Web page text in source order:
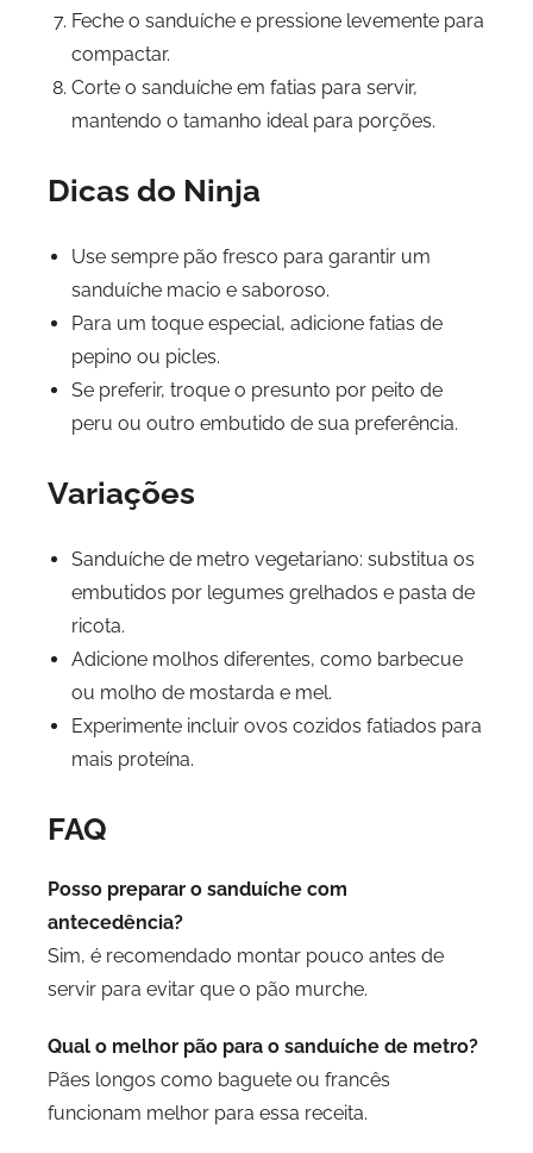
Feche o sanduíche e pressione levemente para
compactar.
Corte o sanduíche em fatias para servir,
mantendo o tamanho ideal para porções.
Dicas do Ninja
Use sempre pão fresco para garantir um
sanduíche macio e saboroso.
Para um toque especial, adicione fatias de
pepino ou picles.
Se preferir, troque o presunto por peito de
peru ou outro embutido de sua preferência.
Variações
Sanduíche de metro vegetariano: substitua os
embutidos por legumes grelhados e pasta de
ricota.
Adicione molhos diferentes, como barbecue
ou molho de mostarda e mel.
Experimente incluir ovos cozidos fatiados para
mais proteína.
FAQ
Posso preparar o sanduíche com
antecedência?
Sim, é recomendado montar pouco antes de
servir para evitar que o pão murche.
Qual o melhor pão para o sanduíche de metro?
Pães longos como baguete ou francês
funcionam melhor para essa receita.